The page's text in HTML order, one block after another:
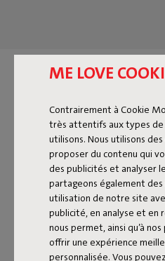
ME LOVE
Contrairement à Cookie
très attentifs aux types de
utilisons. Nous utilisons
proposer du contenu qui
des publicités et analyser
partageons également
utilisation de notre site
publicité, en analyse et en
nous permet, ainsi qu’à
offrir une expérience
personnalisée. Vous
DESIGN
Le design circulaire signifie
étape de conception, nous
Comment veiller à ce qu’un
facile à entretenir et puisse